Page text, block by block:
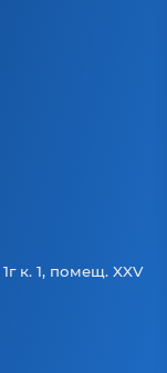
к. 1, помещ. XXV